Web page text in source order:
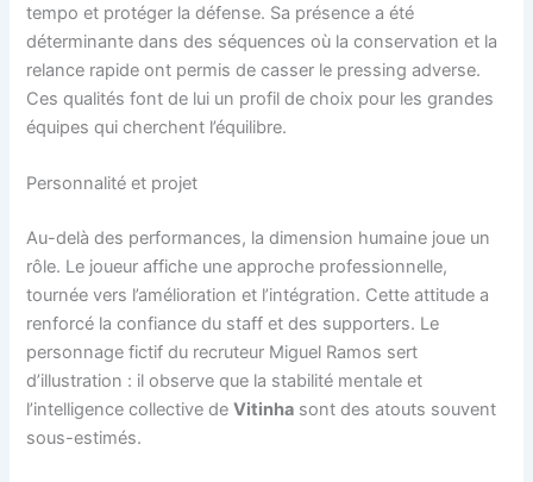
tempo et protéger la défense. Sa présence a été
déterminante dans des séquences où la conservation et la
relance rapide ont permis de casser le pressing adverse.
Ces qualités font de lui un profil de choix pour les grandes
équipes qui cherchent l’équilibre.
Personnalité et projet
Au-delà des performances, la dimension humaine joue un
rôle. Le joueur affiche une approche professionnelle,
tournée vers l’amélioration et l’intégration. Cette attitude a
renforcé la confiance du staff et des supporters. Le
personnage fictif du recruteur Miguel Ramos sert
d’illustration : il observe que la stabilité mentale et
l’intelligence collective deVitinha sont des atouts souvent
sous-estimés.